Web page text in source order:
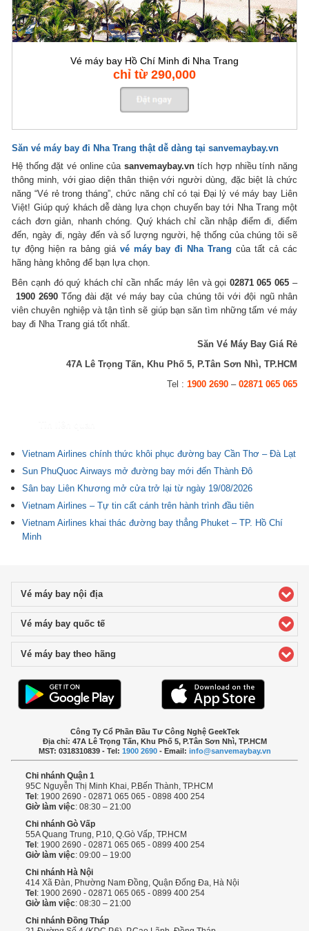
Vé máy bay Hồ Chí Minh đi Nha Trang
chỉ từ 290,000
Săn vé máy bay đi Nha Trang thật dễ dàng tại sanvemaybay.vn
Hệ thống đặt vé online của sanvemaybay.vntích hợp nhiều tính năng
thông minh, với giao diện thân thiện với người dùng, đặc biệt là chức
năng “Vé rẻ trong tháng”, chức năng chỉ có tại Đại lý vé máy bay Liên
Việt! Giúp quý khách dễ dàng lựa chọn chuyến bay tới Nha Trang một
cách đơn giản, nhanh chóng. Quý khách chỉ cần nhập điểm đi, điểm
đến, ngày đi, ngày đến và số lượng người, hệ thống của chúng tôi sẽ
tự động hiện ra bảng giá vé máy bay đi Nha Trang của tất cả các
hãng hàng không để bạn lựa chọn.
Bên cạnh đó quý khách chỉ cần nhấc máy lên và gọi 02871 065 065 –
1900 2690Tổng đài đặt vé máy bay của chúng tôi với đội ngũ nhân
viên chuyên nghiệp và tận tình sẽ giúp bạn săn tìm những tấm vé máy
bay đi Nha Trang giá tốt nhất.
Săn Vé Máy Bay Giá Rẻ
47A Lê Trọng Tấn, Khu Phố 5, P.Tân Sơn Nhì, TP.HCM
Tel : 1900 2690– 02871 065 065
Vietnam Airlines chính thức khôi phục đường bay Cần Thơ – Đà Lạt
Sun PhuQuoc Airways mở đường bay mới đến Thành Đô
Sân bay Liên Khương mở cửa trở lại từ ngày 19/08/2026
Vietnam Airlines – Tự tin cất cánh trên hành trình đầu tiên
Vietnam Airlines khai thác đường bay thẳng Phuket – TP. Hồ Chí
Minh
Vé máy bay nội địaclick to expand contents
Vé máy bay quốc tếclick to expand contents
Vé máy bay theo hãng
Công Ty Cổ Phần Đầu Tư Công Nghệ GeekTek
Địa chỉ: 47A Lê Trọng Tấn, Khu Phố 5, P.Tân Sơn Nhì, TP.HCM
MST: 0318310839 - Tel: 1900 2690- Email: info@sanvemaybay.vn
Chi nhánh Quận 1
95C Nguyễn Thị Minh Khai, P.Bến Thành, TP.HCM
Tel : 1900 2690 - 02871 065 065 - 0898 400 254
Giờ làm việc: 08:30 – 21:00
Chi nhánh Gò Vấp
55A Quang Trung, P.10, Q.Gò Vấp, TP.HCM
Tel : 1900 2690 - 02871 065 065 - 0899 400 254
Giờ làm việc: 09:00 – 19:00
Chi nhánh Hà Nội
414 Xã Đàn, Phường Nam Đồng, Quận Đống Đa, Hà Nội
Tel : 1900 2690 - 02871 065 065 - 0899 400 254
Giờ làm việc: 08:30 – 21:00
Chi nhánh Đồng Tháp